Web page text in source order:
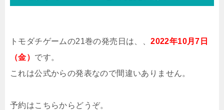
トモダチゲームの21巻の発売日は、、2022年10月7日
（金） です。
これは公式からの発表なので間違いありません。
予約はこちらからどうぞ。